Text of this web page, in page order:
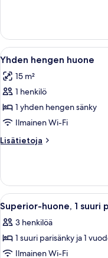
kylpyamme
kuvat
superior-
huone,
1
parisänky,
kylpyamme
Avaa
kaikki
huonetyypin
Yhden
hengen
huone
kuvat
2
Yhden hengen huone
15 m²
1 henkilö
1 yhden hengen sänky
Ilmainen Wi-Fi
Lisätietoja
Lisätietoja
huone
Avaa
kaikki
huonetyypin
Superior-
huone,
3
Superior-huone, 1 suuri
3 henkilöä
1 suuri parisänky ja 1
Ilmainen Wi-Fi